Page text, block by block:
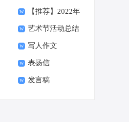
早安朋友圈问候语34
句
【推荐】2022年
伤心的签名汇总55句
艺术节活动总结
写人作文
表扬信
发言稿